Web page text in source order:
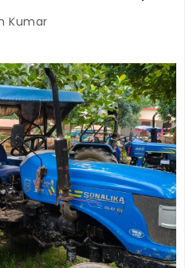
को जारी होगी अंतिम मतदाता सूची
Kumar